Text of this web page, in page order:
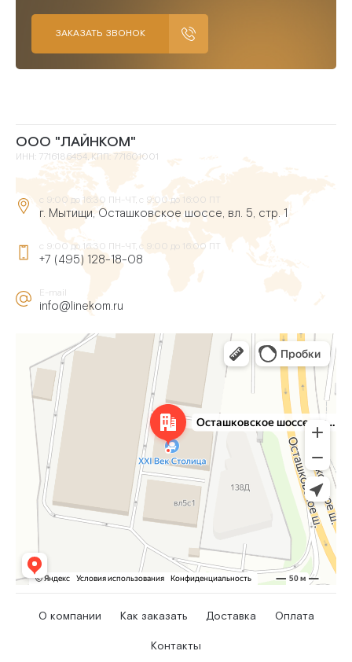
ЗАКАЗАТЬ ЗВОНОК
ООО "ЛАЙНКОМ"
ИНН: 7716186454, КПП: 771601001
с 9:00 до 16:30 ПН-ЧТ, с 9:00 до 16:00 ПТ
г. Мытищи, Осташковское шоссе, вл. 5, стр. 1
с 9:00 до 16:30 ПН-ЧТ, с 9:00 до 16:00 ПТ
+7 (495) 128-18-08
E-mail
info@linekom.ru
О компании Как заказать Доставка Оплата
Контакты